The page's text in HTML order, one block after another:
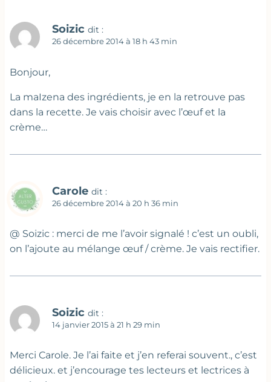
Soizic dit :
26 décembre 2014 à 18 h 43 min
Bonjour,
La maIzena des ingrédients, je en la retrouve pas
dans la recette. Je vais choisir avec l’œuf et la
crème…
Carole dit :
26 décembre 2014 à 20 h 36 min
@ Soizic : merci de me l’avoir signalé ! c’est un oubli,
on l’ajoute au mélange œuf / crème. Je vais rectifier.
Soizic dit :
14 janvier 2015 à 21 h 29 min
Merci Carole. Je l’ai faite et j’en referai souvent., c’est
délicieux. et j’encourage tes lecteurs et lectrices à